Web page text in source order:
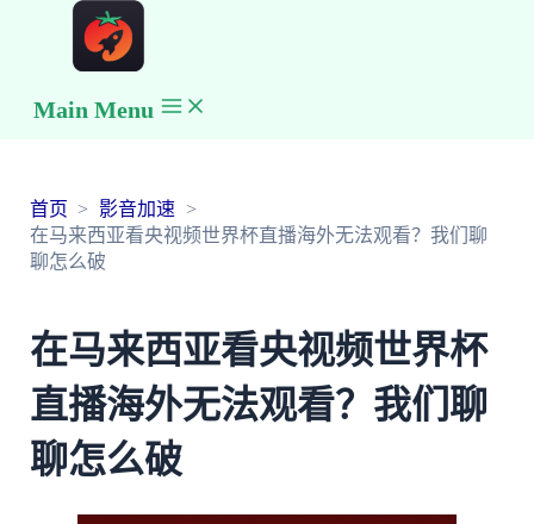
Main Menu
首页
影音加速
在马来西亚看央视频世界杯直播海外无法观看？我们聊
聊怎么破
在马来西亚看央视频世界杯
直播海外无法观看？我们聊
聊怎么破